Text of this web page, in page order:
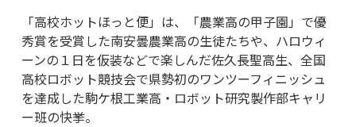
「高校ホットほっと便」は、「農業高の甲子園」で優
秀賞を受賞した南安曇農業高の生徒たちや、ハロウィ
ーンの１日を仮装などで楽しんだ佐久長聖高生、全国
高校ロボット競技会で県勢初のワンツーフィニッシュ
を達成した駒ケ根工業高・ロボット研究製作部キャリ
ー班の快挙。